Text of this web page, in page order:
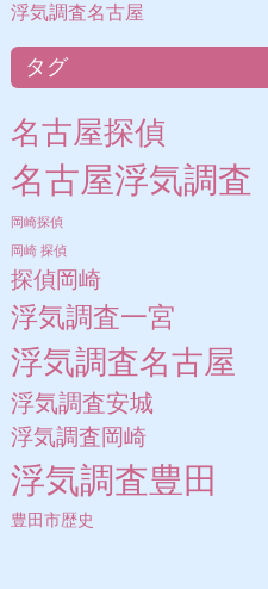
浮気調査名古屋
タグ
名古屋探偵
名古屋浮気調査
岡崎探偵
岡崎 探偵
探偵岡崎
浮気調査一宮
浮気調査名古屋
浮気調査安城
浮気調査岡崎
浮気調査豊田
豊田市歴史